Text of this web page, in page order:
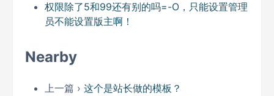
权限除了5和99还有别的吗=-O，只能设置管理
员不能设置版主啊！
Nearby
上一篇 › 这个是站长做的模板？